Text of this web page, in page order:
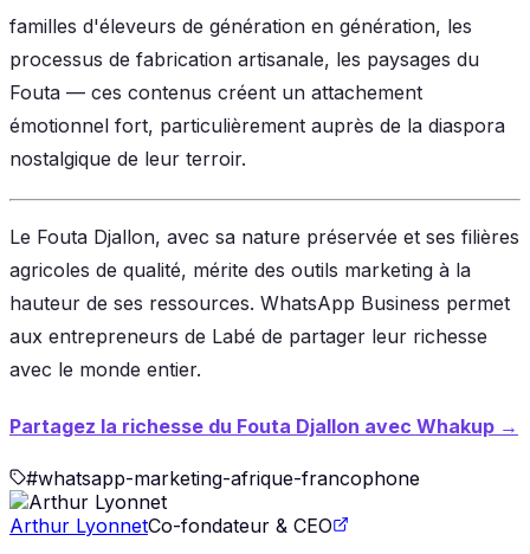
familles d'éleveurs de génération en génération, les
processus de fabrication artisanale, les paysages du
Fouta — ces contenus créent un attachement
émotionnel fort, particulièrement auprès de la diaspora
nostalgique de leur terroir.
Le Fouta Djallon, avec sa nature préservée et ses filières
agricoles de qualité, mérite des outils marketing à la
hauteur de ses ressources. WhatsApp Business permet
aux entrepreneurs de Labé de partager leur richesse
avec le monde entier.
Partagez la richesse du Fouta Djallon avec Whakup →
#whatsapp-marketing-afrique-francophone
Arthur LyonnetCo-fondateur & CEO